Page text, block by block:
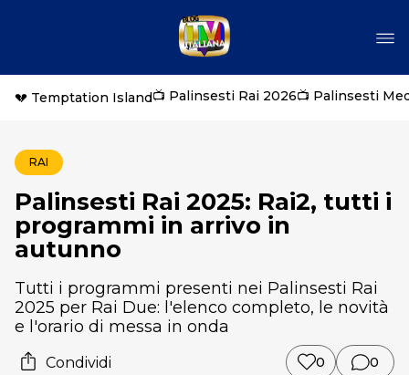
💔 Temptation Island📺 Palinsesti Rai 2026📺 Palinsesti
RAI
Palinsesti Rai 2025: Rai2, tutti i
programmi in arrivo in
autunno
Tutti i programmi presenti nei Palinsesti Rai
2025 per Rai Due: l'elenco completo, le novità
e l'orario di messa in onda
Condividi 0 0